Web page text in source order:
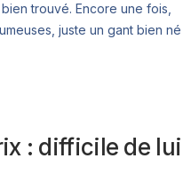
trouvé. Encore une fois,
juste un gant bien né
: difficile de lui